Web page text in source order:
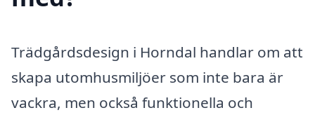
Trädgårdsdesign i Horndal handlar om att
skapa utomhusmiljöer som inte bara är
vackra, men också funktionella och